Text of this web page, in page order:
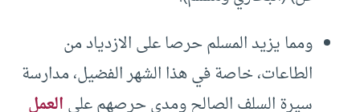
ومما يزيد المسلم حرصا على الازدياد من
الطاعات، خاصة في هذا الشهر الفضيل، مدارسة
سيرة السلف الصالح ومدى حرصهم علىالعمل